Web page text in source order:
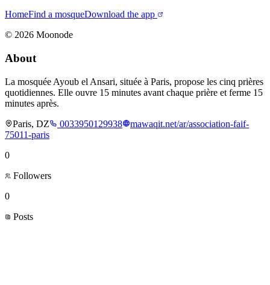
HomeFind a mosqueDownload the app
© 2026 Moonode
About
La mosquée Ayoub el Ansari, située à Paris, propose les cinq prières
quotidiennes. Elle ouvre 15 minutes avant chaque prière et ferme 15
minutes après.
Paris, DZ
0033950129938
mawaqit.net/ar/association-faif-
75011-paris
0
Followers
0
Posts